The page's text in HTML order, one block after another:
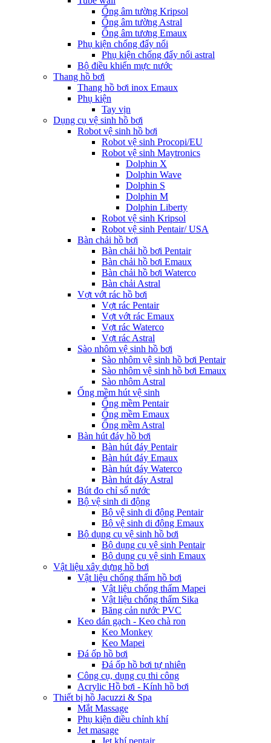
Ống âm tường Kripsol
Ống âm tường Astral
Ống âm tương Emaux
Phụ kiện chống đẩy nổi
Phụ kiện chống đẩy nổi astral
Bộ điều khiển mực nước
Thang hồ bơi
Thang hồ bơi inox Emaux
Phụ kiện
Tay vịn
Dụng cụ vệ sinh hồ bơi
Robot vệ sinh hồ bơi
Robot vệ sinh Procopi/EU
Robot vệ sinh Maytronics
Dolphin X
Dolphin Wave
Dolphin S
Dolphin M
Dolphin Liberty
Robot vệ sinh Kripsol
Robot vệ sinh Pentair/ USA
Bàn chải hồ bơi
Bàn chải hồ bơi Pentair
Bàn chải hồ bơi Emaux
Bàn chải hồ bơi Waterco
Bàn chải Astral
Vợt vớt rác hồ bơi
Vợt rác Pentair
Vợt vớt rác Emaux
Vợt rác Waterco
Vợt rác Astral
Sào nhôm vệ sinh hồ bơi
Sào nhôm vệ sinh hồ bơi Pentair
Sào nhôm vệ sinh hồ bơi Emaux
Sào nhôm Astral
Ống mềm hút vệ sinh
Ống mềm Pentair
Ống mềm Emaux
Ống mềm Astral
Bàn hút đáy hồ bơi
Bàn hút đáy Pentair
Bàn hút đáy Emaux
Bàn hút đáy Waterco
Bàn hút đáy Astral
Bút đo chỉ số nước
Bộ vệ sinh di động
Bộ vệ sinh di động Pentair
Bộ vệ sinh di động Emaux
Bộ dụng cụ vệ sinh hồ bơi
Bộ dụng cụ vệ sinh Pentair
Bộ dụng cụ vệ sinh Emaux
Vật liệu xây dựng hồ bơi
Vật liệu chống thấm hồ bơi
Vật liệu chống thấm Mapei
Vật liệu chống thấm Sika
Băng cản nước PVC
Keo dán gạch - Keo chà ron
Keo Monkey
Keo Mapei
Đá ốp hồ bơi
Đá ốp hồ bơi tự nhiên
Công cụ, dụng cụ thi công
Acrylic Hồ bơi - Kính hồ bơi
Thiết bị hồ Jacuzzi & Spa
Mắt Massage
Phụ kiện điều chỉnh khí
Jet masage
Jet khí pentair